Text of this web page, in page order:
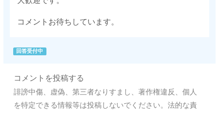
コメントお待ちしています。
回答受付中
コメントを投稿する
誹謗中傷、虚偽、第三者なりすまし、著作権違反、個人
を特定できる情報等は投稿しないでください。法的な責